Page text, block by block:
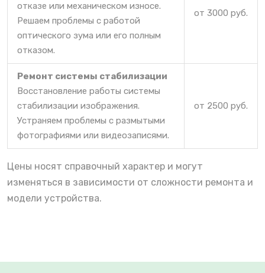
отказе или механическом износе.
Решаем проблемы с работой
оптического зума или его полным
отказом.
от 3000 руб.
Ремонт системы стабилизации
Восстановление работы системы
стабилизации изображения.
Устраняем проблемы с размытыми
фотографиями или видеозаписями.
от 2500 руб.
Цены носят справочный характер и могут
изменяться в зависимости от сложности ремонта и
модели устройства.